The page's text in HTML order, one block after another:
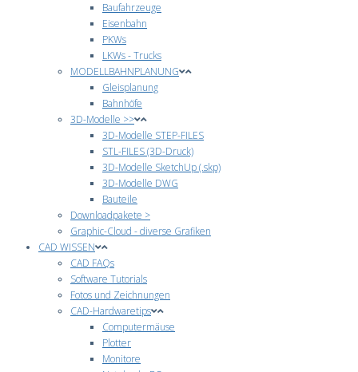
Baufahrzeuge
Eisenbahn
PKWs
LKWs - Trucks
MODELLBAHNPLANUNG
Gleisplanung
Bahnhöfe
3D-Modelle >>
3D-Modelle STEP-FILES
STL-FILES (3D-Druck)
3D-Modelle SketchUp (.skp)
3D-Modelle DWG
Bauteile
Downloadpakete >
Graphic-Cloud - diverse Grafiken
CAD WISSEN
CAD FAQs
Software Tutorials
Fotos und Zeichnungen
CAD-Hardwaretips
Computermäuse
Plotter
Monitore